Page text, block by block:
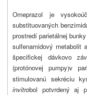
Omeprazol je
substituovaných
prostredí parietálnej
sulfenamidový metabolit
špecifickej dávkovo
(protónovej pumpy)v
stimulovanú sekréciu
invitrobol potvrdený aj